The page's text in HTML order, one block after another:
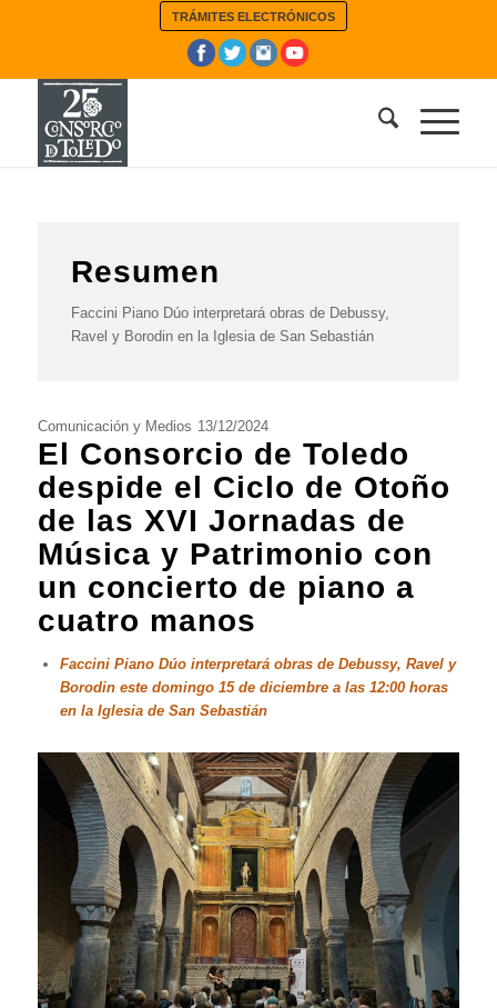
TRÁMITES ELECTRÓNICOS
Resumen
Faccini Piano Dúo interpretará obras de Debussy,
Ravel y Borodin en la Iglesia de San Sebastián
Comunicación y Medios 13/12/2024
El Consorcio de Toledo
despide el Ciclo de Otoño
de las XVI Jornadas de
Música y Patrimonio con
un concierto de piano a
cuatro manos
Faccini Piano Dúo interpretará obras de Debussy, Ravel y
Borodin este domingo 15 de diciembre a las 12:00 horas
en la Iglesia de San Sebastián